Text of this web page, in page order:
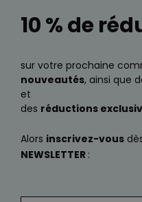
10 % de
sur votre prochaine
nouveautés, ainsi que
et
des réductions
Alors inscrivez-vous
NEWSLETTER :